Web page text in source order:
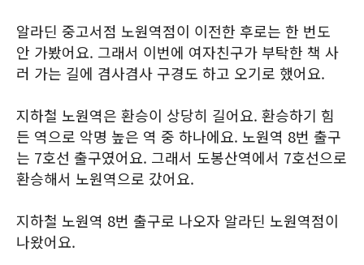
알라딘 중고서점 노원역점이 이전한 후로는 한 번도
안 가봤어요. 그래서 이번에 여자친구가 부탁한 책 사
러 가는 길에 겸사겸사 구경도 하고 오기로 했어요.
지하철 노원역은 환승이 상당히 길어요. 환승하기 힘
든 역으로 악명 높은 역 중 하나에요. 노원역 8번 출구
는 7호선 출구였어요. 그래서 도봉산역에서 7호선으로
환승해서 노원역으로 갔어요.
지하철 노원역 8번 출구로 나오자 알라딘 노원역점이
나왔어요.